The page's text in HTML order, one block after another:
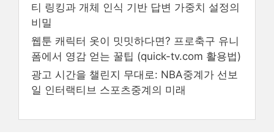
티 링킹과 개체 인식 기반 답변 가중치 설정의
비밀
웹툰 캐릭터 옷이 밋밋하다면? 프로축구 유니
폼에서 영감 얻는 꿀팁 (quick-tv.com 활용법)
광고 시간을 챌린지 무대로: NBA중계가 선보
일 인터랙티브 스포츠중계의 미래